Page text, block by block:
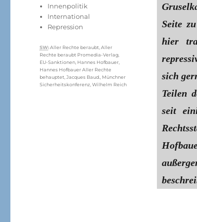
Seite
hier
sich
Teilen
seit
Innenpolitik
International
Repression
Schlagwörter
SW:Aller Rechte beraubt ,Aller
Rechte beraubt Promedia-Verlag
EU-Sanktionen Hannes Hofbauer
Hannes Hofbauer Aller Rechte
behauptet ,Jacques Baud.
Münchner
Sicherheitskonferenz ,Wilhelm Reich